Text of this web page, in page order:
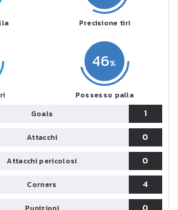
46
Possesso palla
Precisione tiri
Goals
1
Attacchi
0
Attacchi pericolosi
0
Corners
4